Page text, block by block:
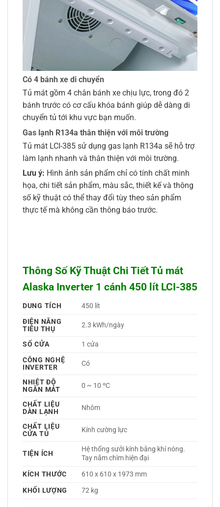
Có 4 bánh xe di chuyển
Tủ mát gồm 4 chân bánh xe chịu lực, trong đó 2
bánh trước có cơ cấu khóa bánh giúp dễ dàng di
chuyển tủ tới khu vực bạn muốn.
Gas lạnh R134a thân thiện với môi trường
Tủ mát LCI-385 sử dụng gas lạnh R134a sẽ hỗ trợ
làm lạnh nhanh và thân thiện với môi trường.
Lưu ý: Hình ảnh sản phẩm chỉ có tính chất minh
họa, chi tiết sản phẩm, màu sắc, thiết kế và thông
số kỹ thuật có thể thay đổi tùy theo sản phẩm
thực tế mà không cần thông báo trước.
Thông Số Kỹ Thuật Chi Tiết Tủ mát
Alaska Inverter 1 cánh 450 lít LCI-385
DUNG TÍCH
450 lít
ĐIỆN NĂNG
TIÊU THỤ
2.3 kWh/ngày
SỐ CỬA
1 cửa
CÔNG NGHỆ
INVERTER
Có
NHIỆT ĐỘ
NGĂN MÁT
0 ~ 10 ºC
CHẤT LIỆU
DÀN LẠNH
Nhôm
CHẤT LIỆU
CỬA TỦ
Kính cường lực
TIỆN ÍCH
Hệ thống sưởi kính bằng khí nóng.
Tay nắm chìm hiện đại
KÍCH THƯỚC
610 x 610 x 1973 mm
KHỐI LƯỢNG
72 kg